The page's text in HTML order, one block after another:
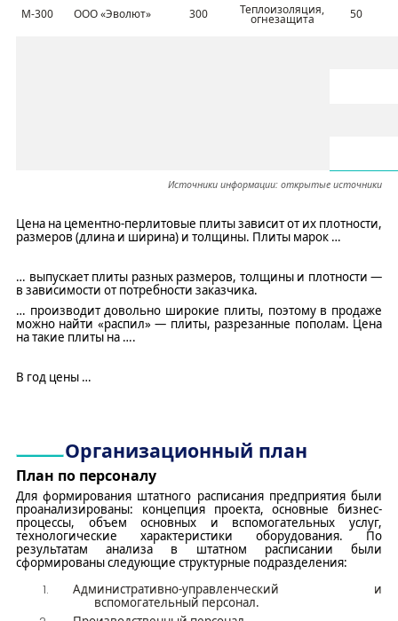
М-300 ООО «Эволют» 300 Теплоизоляция,
огнезащита 50
Источники информации: открытые источники
Цена на цементно-перлитовые плиты зависит от их плотности,
размеров (длина и ширина) и толщины. Плиты марок …
… выпускает плиты разных размеров, толщины и плотности —
в зависимости от потребности заказчика.
… производит довольно широкие плиты, поэтому в продаже
можно найти «распил»— плиты, разрезанные пополам. Цена
на такие плиты на ….
В год цены …
Организационный план
План по персоналу
Для формирования штатного расписания предприятиябыли
проанализированы: концепция проекта, основные бизнес-
процессы, объем основных и вспомогательных услуг,
технологические характеристики оборудования. По
результатам анализа в штатном расписании были
сформированы следующие структурные подразделения:
Административно-управленческий и
вспомогательный персонал.